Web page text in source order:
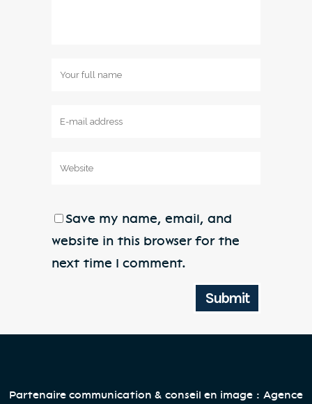
Save my name, email, and
website in this browser for the
next time I comment.
Partenaire communication & conseil en image : Agence